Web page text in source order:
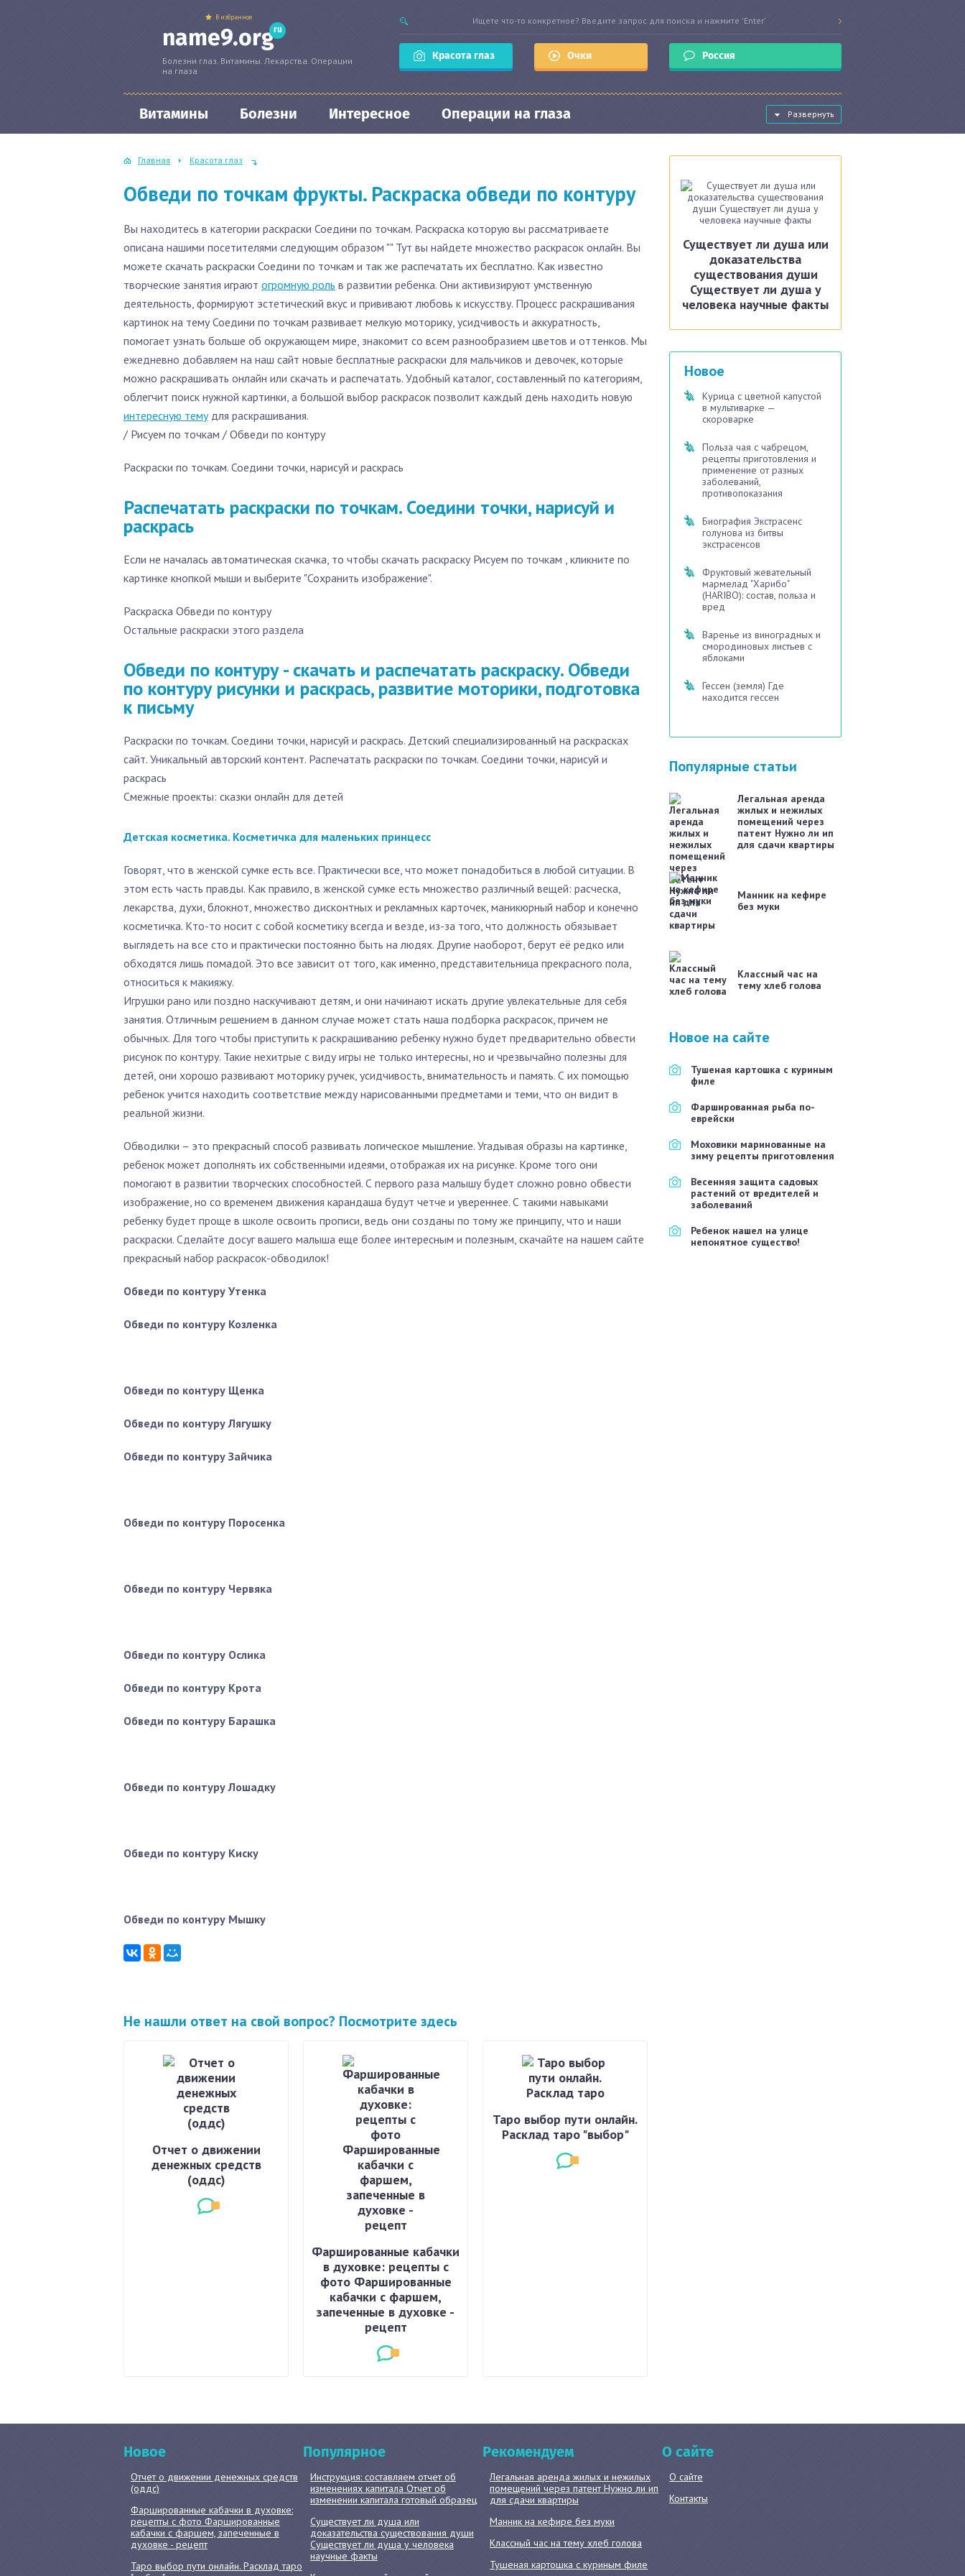
name9.orgru
Болезни глаз. Витамины. Лекарства. Операции
на глаза
Красота глаз Очки Россия
Витамины Болезни Интересное Операции на глаза Развернуть
В избранное
Главная Красота глаз
Обведи по точкам фрукты. Раскраска обведи по контуру
Вы находитесь в категории раскраски Соедини по точкам. Раскраска которую вы рассматриваете
описана нашими посетителями следующим образом "" Тут вы найдете множество раскрасок онлайн. Вы
можете скачать раскраски Соедини по точкам и так же распечатать их бесплатно. Как известно
творческие занятия играют огромную роль в развитии ребенка. Они активизируют умственную
деятельность, формируют эстетический вкус и прививают любовь к искусству. Процесс раскрашивания
картинок на тему Соедини по точкам развивает мелкую моторику, усидчивость и аккуратность,
помогает узнать больше об окружающем мире, знакомит со всем разнообразием цветов и оттенков. Мы
ежедневно добавляем на наш сайт новые бесплатные раскраски для мальчиков и девочек, которые
можно раскрашивать онлайн или скачать и распечатать. Удобный каталог, составленный по категориям,
облегчит поиск нужной картинки, а большой выбор раскрасок позволит каждый день находить новую
интересную темудля раскрашивания.
/ Рисуем по точкам / Обведи по контуру
Раскраски по точкам. Соедини точки, нарисуй и раскрась
Распечатать раскраски по точкам. Соедини точки, нарисуй и
раскрась
Если не началась автоматическая скачка, то чтобы скачать раскраску Рисуем по точкам , кликните по
картинке кнопкой мыши и выберите "Сохранить изображение".
Раскраска Обведи по контуру
Остальные раскраски этого раздела
Обведи по контуру - скачать и распечатать раскраску. Обведи
по контуру рисунки и раскрась, развитие моторики, подготовка
к письму
Раскраски по точкам. Соедини точки, нарисуй и раскрась. Детский специализированный на раскрасках
сайт. Уникальный авторский контент. Распечатать раскраски по точкам. Соедини точки, нарисуй и
раскрась
Смежные проекты: сказки онлайн для детей
Детская косметика. Косметичка для маленьких принцесс
Говорят, что в женской сумке есть все. Практически все, что может понадобиться в любой ситуации. В
этом есть часть правды. Как правило, в женской сумке есть множество различный вещей: расческа,
лекарства, духи, блокнот, множество дисконтных и рекламных карточек, маникюрный набор и конечно
косметичка. Кто-то носит с собой косметику всегда и везде, из-за того, что должность обязывает
выглядеть на все сто и практически постоянно быть на людях. Другие наоборот, берут её редко или
обходятся лишь помадой. Это все зависит от того, как именно, представительница прекрасного пола,
относиться к макияжу.
Игрушки рано или поздно наскучивают детям, и они начинают искать другие увлекательные для себя
занятия. Отличным решением в данном случае может стать наша подборка раскрасок, причем не
обычных. Для того чтобы приступить к раскрашиванию ребенку нужно будет предварительно обвести
рисунок по контуру. Такие нехитрые с виду игры не только интересны, но и чрезвычайно полезны для
детей, они хорошо развивают моторику ручек, усидчивость, внимательность и память. С их помощью
ребенок учится находить соответствие между нарисованными предметами и теми, что он видит в
реальной жизни.
Обводилки – это прекрасный способ развивать логическое мышление. Угадывая образы на картинке,
ребенок может дополнять их собственными идеями, отображая их на рисунке. Кроме того они
помогают в развитии творческих способностей. С первого раза малышу будет сложно ровно обвести
изображение, но со временем движения карандаша будут четче и увереннее. С такими навыками
ребенку будет проще в школе освоить прописи, ведь они созданы по тому же принципу, что и наши
раскраски. Сделайте досуг вашего малыша еще более интересным и полезным, скачайте на нашем сайте
прекрасный набор раскрасок-обводилок!
Обведи по контуру Утенка
Обведи по контуру Козленка
Обведи по контуру Щенка
Обведи по контуру Лягушку
Обведи по контуру Зайчика
Обведи по контуру Поросенка
Обведи по контуру Червяка
Обведи по контуру Ослика
Обведи по контуру Крота
Обведи по контуру Барашка
Обведи по контуру Лошадку
Обведи по контуру Киску
Обведи по контуру Мышку
Не нашли ответ на свой вопрос? Посмотрите здесь
Отчет о движении
денежных средств
(оддс)
Фаршированные кабачки
в духовке: рецепты с
фото Фаршированные
кабачки с фаршем,
запеченные в духовке -
рецепт
Таро выбор пути онлайн.
Расклад таро "выбор"
Существует ли душа или
доказательства
существования души
Существует ли душа у
человека научные факты
Новое
Курица с цветной капустой
в мультиварке —
скороварке
Польза чая с чабрецом,
рецепты приготовления и
применение от разных
заболеваний,
противопоказания
Биография Экстрасенс
голунова из битвы
экстрасенсов
Фруктовый жевательный
мармелад "Харибо"
(HARIBO): состав, польза и
вред
Варенье из виноградных и
смородиновых листьев с
яблоками
Гессен (земля) Где
находится гессен
Популярные статьи
Легальная аренда
жилых и нежилых
помещений через
патент Нужно ли ип
для сдачи квартиры
Манник на кефире
без муки
Классный час на
тему хлеб голова
Новое на сайте
Тушеная картошка с куриным
филе
Фаршированная рыба по-
еврейски
Моховики маринованные на
зиму рецепты приготовления
Весенняя защита садовых
растений от вредителей и
заболеваний
Ребенок нашел на улице
непонятное существо!
Новое
Отчет о движении денежных средств
(оддс)
Фаршированные кабачки в духовке:
рецепты с фото Фаршированные
кабачки с фаршем, запеченные в
духовке - рецепт
Таро выбор пути онлайн. Расклад таро
Популярное
Инструкция: составляем отчет об
изменениях капитала Отчет об
изменении капитала готовый образец
Существует ли душа или
доказательства существования души
Существует ли душа у человека
научные факты
Рекомендуем
Легальная аренда жилых и нежилых
помещений через патент Нужно ли ип
для сдачи квартиры
Манник на кефире без муки
Классный час на тему хлеб голова
Тушеная картошка с куриным филе
О сайте
О сайте
Контакты